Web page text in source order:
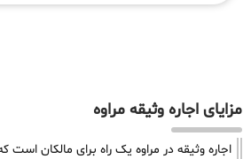
مزایای اجاره وثیقه مراوه
اجاره وثیقه در مراوه یک راه برای مالکان است